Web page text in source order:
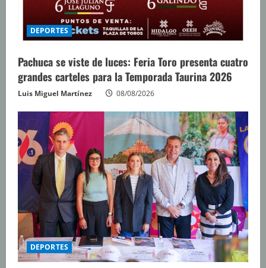
DEPORTES
Pachuca se viste de luces: Feria Toro presenta cuatro
grandes carteles para la Temporada Taurina 2026
Luis Miguel Martínez 08/08/2026
DEPORTES